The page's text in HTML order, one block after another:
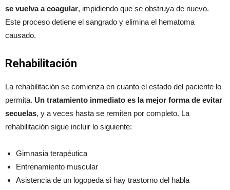
se vuelva a coagular, impidiendo que se obstruya de nuevo.
Este proceso detiene el sangrado y elimina el hematoma
causado.
Rehabilitación
La rehabilitación se comienza en cuanto el estado del paciente lo
permita. Un tratamiento inmediato es la mejor forma de evitar
secuelas, y a veces hasta se remiten por completo. La
rehabilitación sigue incluir lo siguiente:
Gimnasia terapéutica
Entrenamiento muscular
Asistencia de un logopeda si hay trastorno del habla